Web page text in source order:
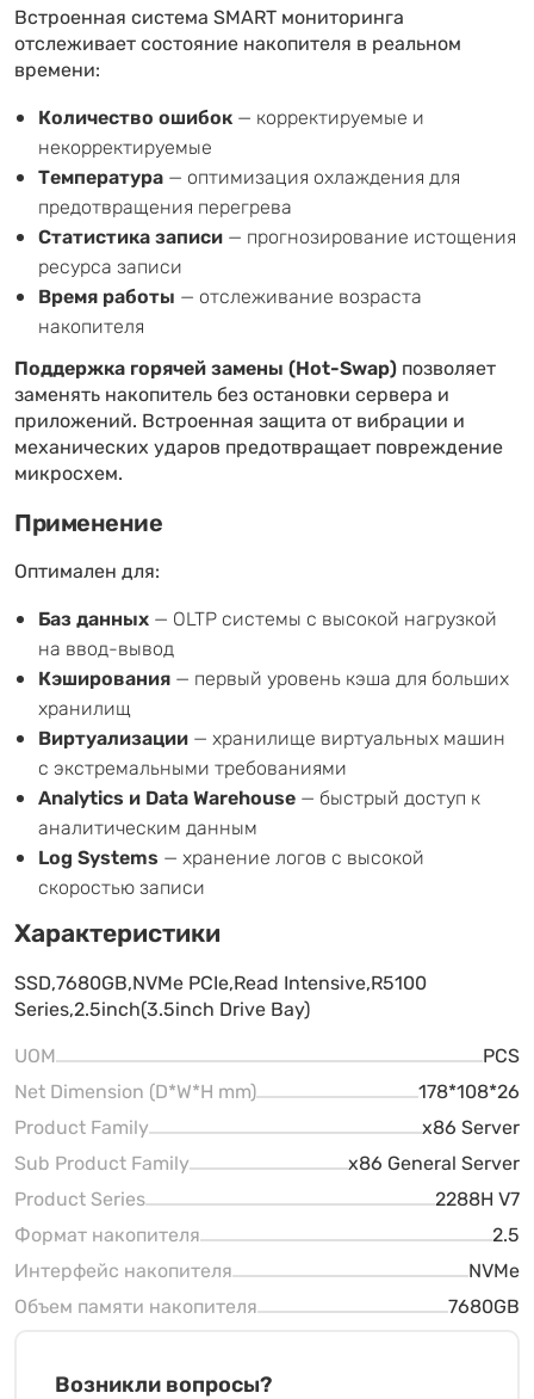
Встроенная система SMART мониторинга
отслеживает состояние накопителя в реальном
времени:
Количество ошибок — корректируемые и
некорректируемые
Температура — оптимизация охлаждения для
предотвращения перегрева
Статистика записи — прогнозирование истощения
ресурса записи
Время работы — отслеживание возраста
накопителя
Поддержка горячей замены (Hot-Swap) позволяет
заменять накопитель без остановки сервера и
приложений. Встроенная защита от вибрации и
механических ударов предотвращает повреждение
микросхем.
Применение
Оптимален для:
Баз данных — OLTP системы с высокой нагрузкой
на ввод-вывод
Кэширования — первый уровень кэша для больших
хранилищ
Виртуализации — хранилище виртуальных машин
с экстремальными требованиями
Analytics и Data Warehouse — быстрый доступ к
аналитическим данным
Log Systems — хранение логов с высокой
скоростью записи
Характеристики
SSD,7680GB,NVMe PCIe,Read Intensive,R5100
Series,2.5inch(3.5inch Drive Bay)
UOM
PCS
Net Dimension (D*W*H mm)
178*108*26
Product Family
x86 Server
Sub Product Family
x86 General Server
Product Series
2288H V7
Формат накопителя
2.5
Интерфейс накопителя
NVMe
Объем памяти накопителя
7680GB
Возникли вопросы?